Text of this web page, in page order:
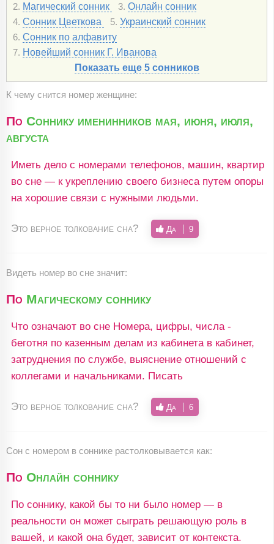
2. Магический сонник 3. Онлайн сонник
4. Сонник Цветкова 5. Украинский сонник
6. Сонник по алфавиту
7. Новейший сонник Г. Иванова
Показать еще 5 сонников
К чему снится номер женщине:
По Соннику именинников мая, июня, июля,
августа
Иметь дело с номерами телефонов, машин, квартир
во сне — к укреплению своего бизнеса путем опоры
на хорошие связи с нужными людьми.
Это верное толкование сна? Да 9
Видеть номер во сне значит:
По Магическому соннику
Что означают во сне Номера, цифры, числа -
беготня по казенным делам из кабинета в кабинет,
затруднения по службе, выяснение отношений с
коллегами и начальниками. Писать
Это верное толкование сна? Да 6
Сон c номером в соннике растолковывается как:
По Онлайн соннику
По соннику, какой бы то ни было номер — в
реальности он может сыграть решающую роль в
вашей, и какой она будет, зависит от контекста.